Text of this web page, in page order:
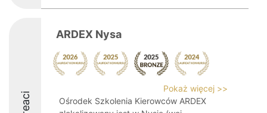
ARDEX Nysa
Pokaż więcej >>
Ośrodek Szkolenia Kierowców ARDEX